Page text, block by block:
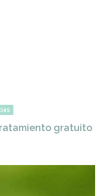
gratuito